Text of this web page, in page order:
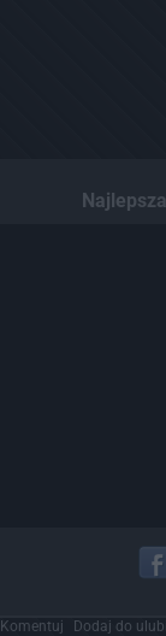
Komentuj Dodaj do